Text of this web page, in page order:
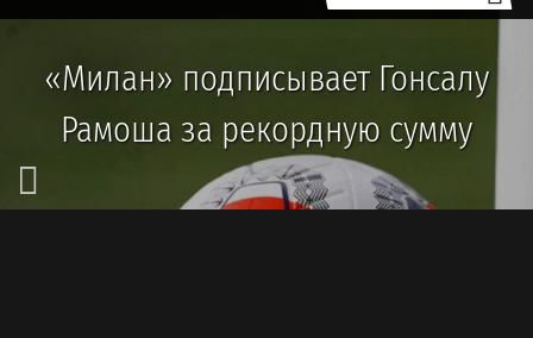
«Милан» подписывает Гонсалу
Рамоша за рекордную сумму